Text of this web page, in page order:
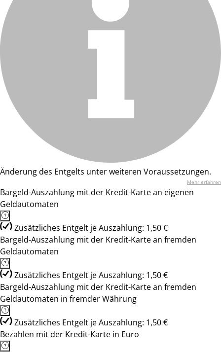
Änderung des Entgelts unter weiteren Voraussetzungen.
Mehr erfahren
Bargeld-Auszahlung mit der Kredit-Karte an eigenen
Geldautomaten
Zusätzliches Entgelt je Auszahlung: 1,50 €
Bargeld-Auszahlung mit der Kredit-Karte an fremden
Geldautomaten
Zusätzliches Entgelt je Auszahlung: 1,50 €
Bargeld-Auszahlung mit der Kredit-Karte an fremden
Geldautomaten in fremder Währung
Zusätzliches Entgelt je Auszahlung: 1,50 €
Bezahlen mit der Kredit-Karte in Euro